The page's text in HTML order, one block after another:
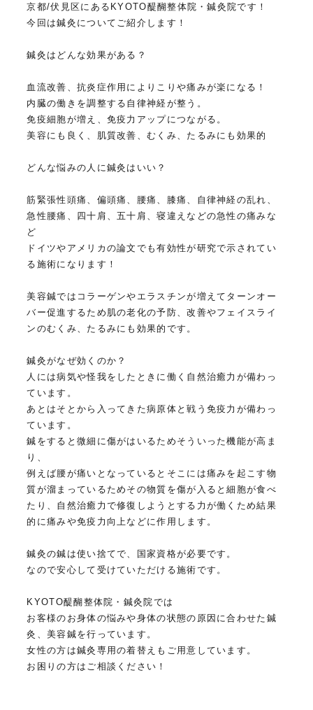
京都/伏見区にあるKYOTO醍醐整体院・鍼灸院です！
今回は鍼灸についてご紹介します！
鍼灸はどんな効果がある？
血流改善、抗炎症作用によりこりや痛みが楽になる！
内臓の働きを調整する自律神経が整う。
免疫細胞が増え、免疫力アップにつながる。
美容にも良く、肌質改善、むくみ、たるみにも効果的
どんな悩みの人に鍼灸はいい？
筋緊張性頭痛、偏頭痛、腰痛、膝痛、自律神経の乱れ、
急性腰痛、四十肩、五十肩、寝違えなどの急性の痛みな
ど
ドイツやアメリカの論文でも有効性が研究で示されてい
る施術になります！
美容鍼ではコラーゲンやエラスチンが増えてターンオー
バー促進するため肌の老化の予防、改善やフェイスライ
ンのむくみ、たるみにも効果的です。
鍼灸がなぜ効くのか？
人には病気や怪我をしたときに働く自然治癒力が備わっ
ています。
あとはそとから入ってきた病原体と戦う免疫力が備わっ
ています。
鍼をすると微細に傷がはいるためそういった機能が高ま
り、
例えば腰が痛いとなっているとそこには痛みを起こす物
質が溜まっているためその物質を傷が入ると細胞が食べ
たり、自然治癒力で修復しようとする力が働くため結果
的に痛みや免疫力向上などに作用します。
鍼灸の鍼は使い捨てで、国家資格が必要です。
なので安心して受けていただける施術です。
KYOTO醍醐整体院・鍼灸院では
お客様のお身体の悩みや身体の状態の原因に合わせた鍼
灸、美容鍼を行っています。
女性の方は鍼灸専用の着替えもご用意しています。
お困りの方はご相談ください！